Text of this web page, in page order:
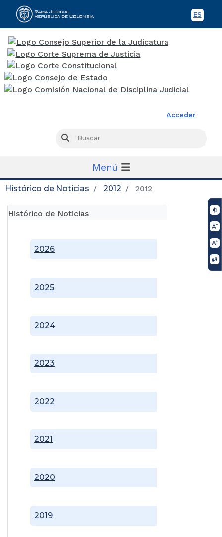
ES
Acceder
Buscar
Menú
Histórico de Noticias 2012 2012
Histórico de Noticias
2019
2020
2021
2022
2023
2024
2025
2026